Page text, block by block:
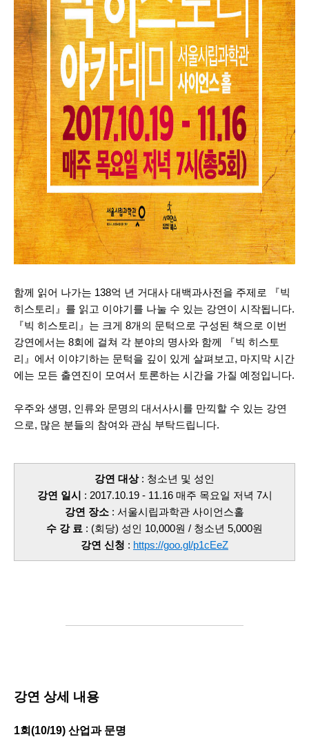
함께 읽어 나가는 138억 년 거대사 대백과사전을 주제로 『빅
히스토리』를 읽고 이야기를 나눌 수 있는 강연이 시작됩니다.
『빅 히스토리』는 크게 8개의 문턱으로 구성된 책으로 이번
강연에서는 8회에 걸쳐 각 분야의 명사와 함께 『빅 히스토
리』에서 이야기하는 문턱을 깊이 있게 살펴보고, 마지막 시간
에는 모든 출연진이 모여서 토론하는 시간을 가질 예정입니다.
우주와 생명, 인류와 문명의 대서사시를 만끽할 수 있는 강연
으로, 많은 분들의 참여와 관심 부탁드립니다.
강연 대상: 청소년 및 성인
강연 일시
: 2017.10.19 - 11.16 매주 목요일 저녁 7시
강연 장소 : 서울시립과학관 사이언스홀
수 강 료 : (회당) 성인 10,000원 / 청소년 5,000원
강연 신청 : https://goo.gl/p1cEeZ
강연 상세 내용
1회(10/19) 산업과 문명